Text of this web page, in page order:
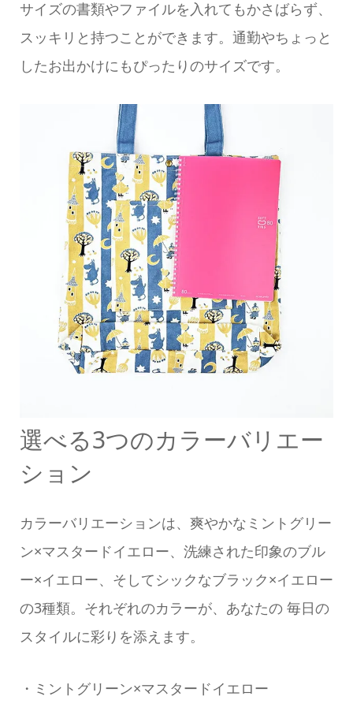
サイズの書類やファイルを入れてもかさばらず、
スッキリと持つことができます。通勤やちょっと
したお出かけにもぴったりのサイズです。
選べる3つのカラーバリエー
ション
カラーバリエーションは、爽やかなミントグリー
ン×マスタードイエロー、洗練された印象のブル
ー×イエロー、そしてシックなブラック×イエロー
の3種類。それぞれのカラーが、あなたの 毎日の
スタイルに彩りを添えます。
・ミントグリーン×マスタードイエロー